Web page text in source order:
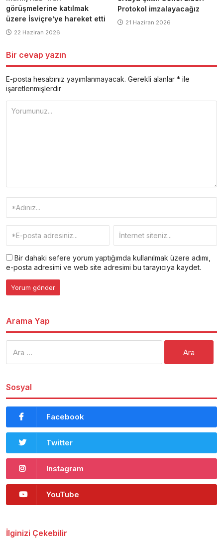
görüşmelerine katılmak
üzere İsviçre’ye hareket etti
22 Haziran 2026
Protokol imzalayacağız
21 Haziran 2026
Bir cevap yazın
E-posta hesabınız yayımlanmayacak. Gerekli alanlar * ile
işaretlenmişlerdir
Bir dahaki sefere yorum yaptığımda kullanılmak üzere adımı,
e-posta adresimi ve web site adresimi bu tarayıcıya kaydet.
Arama Yap
Sosyal
Facebook
Twitter
Instagram
YouTube
İlginizi Çekebilir